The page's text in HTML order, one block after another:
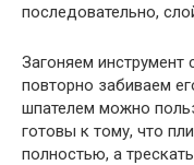
последовательно,
Загоняем инструмент
повторно забиваем
шпателем можно
готовы к тому, что
полностью, а